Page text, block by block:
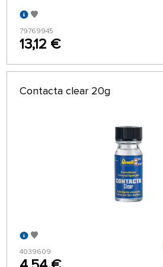
79769945
13,12 €
Contacta clear 20g
4039609